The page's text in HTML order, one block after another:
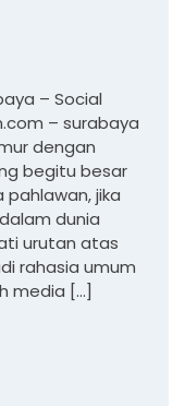
– Social
– surabaya
dengan
begitu besar
pahlawan, jika
dunia
urutan atas
rahasia umum
media […]